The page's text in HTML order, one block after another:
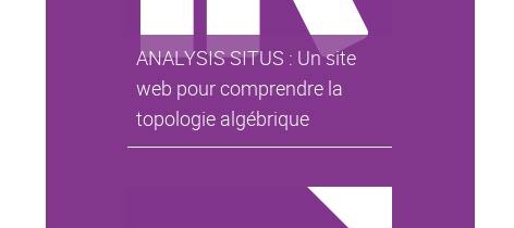
ANALYSIS SITUS : Un site
web pour comprendre la
topologie algébrique